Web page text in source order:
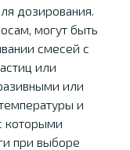
дозирования.
могут быть
смесей с
или
или
и
которыми
при выборе